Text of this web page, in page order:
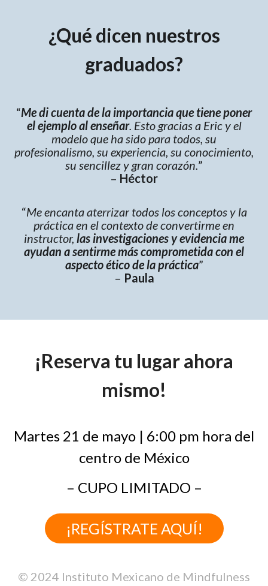
¿Qué dicen nuestros
graduados?
“Me di cuenta de la importancia que tiene poner
el ejemplo al enseñar. Esto gracias a Eric y el
modelo que ha sido para todos, su
profesionalismo, su experiencia, su conocimiento,
su sencillez y gran corazón. ”
– Héctor
“Me encanta aterrizar todos los conceptos y la
práctica en el contexto de convertirme en
instructor, las investigaciones y evidencia me
ayudan a sentirme más comprometida con el
aspecto ético de la práctica”
– Paula
¡Reserva tu lugar ahora
mismo!
Martes 21 de mayo | 6:00 pm hora del
centro de México
– CUPO LIMITADO –
¡REGÍSTRATE AQUÍ!
© 2024 Instituto Mexicano de Mindfulness